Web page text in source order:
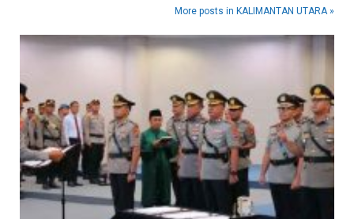
More posts in KALIMANTAN UTARA »